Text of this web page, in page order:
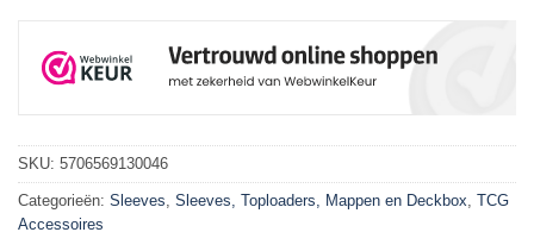
SKU: 5706569130046
Categorieën: Sleeves, Sleeves, Toploaders, Mappen en Deckbox, TCG
Accessoires